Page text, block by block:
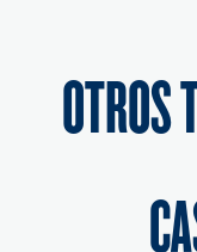
OTROS